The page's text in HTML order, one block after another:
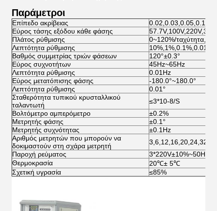
Παράμετροι
Επίπεδο ακρίβειας
0.02,0.03,0.05,0.1
Εύρος τάσης εξόδου κάθε φάσης
Πλάτος ρύθμισης
0~120%/ταχύτητα,
Λεπτότητα ρύθμισης
10%,1%,0.1%,0.01%
Βαθμός συμμετρίας τριών φάσεων
120°±0.3°
Εύρος συχνοτήτων
45Hz~65Hz
Λεπτότητα ρύθμισης
0.01Hz
Εύρος μετατόπισης φάσης
-180.0°~180.0°
Λεπτότητα ρύθμισης
0.01°
Σταθερότητα τυπικού κρυσταλλικού
ταλαντωτή
≤3*10-8/S
Βολτόμετρο αμπερόμετρο
±0.2%
Μετρητής φάσης
±0.1°
Μετρητής συχνότητας
±0.1Hz
Αριθμός μετρητών που μπορούν να
δοκιμαστούν στη σχάρα μετρητή
3,6,12,16,20,24,32,48
Παροχή ρεύματος
3*220V±10%~50Hz
Θερμοκρασία
20℃± 5℃
Σχετική υγρασία
≤85%